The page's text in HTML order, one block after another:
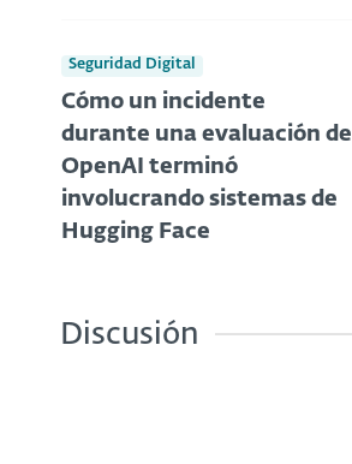
Seguridad Digital
Cómo un incidente
durante una evaluación de
OpenAI terminó
involucrando sistemas de
Hugging Face
Discusión